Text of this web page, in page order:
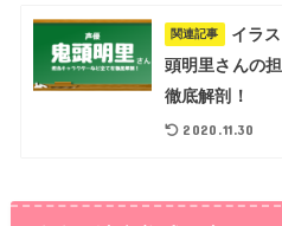
関連記事
イラ
頭明里さんの
徹底解剖！
2020.11.30